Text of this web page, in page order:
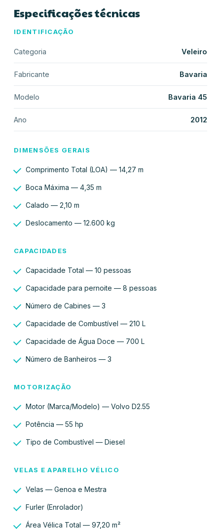
Especificações técnicas
IDENTIFICAÇÃO
Categoria Veleiro
Fabricante Bavaria
Modelo Bavaria 45
Ano 2012
DIMENSÕES GERAIS
Comprimento Total (LOA) — 14,27 m
Boca Máxima — 4,35 m
Calado — 2,10 m
Deslocamento — 12.600 kg
CAPACIDADES
Capacidade Total — 10 pessoas
Capacidade para pernoite — 8 pessoas
Número de Cabines — 3
Capacidade de Combustível — 210 L
Capacidade de Água Doce — 700 L
Número de Banheiros — 3
MOTORIZAÇÃO
Motor (Marca/Modelo) — Volvo D2.55
Potência — 55 hp
Tipo de Combustível — Diesel
VELAS E APARELHO VÉLICO
Velas — Genoa e Mestra
Furler (Enrolador)
Área Vélica Total — 97,20 m²